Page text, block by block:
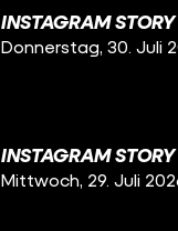
INSTAGRAM
Donnerstag, 30. Juli
INSTAGRAM
Mittwoch, 29. Juli